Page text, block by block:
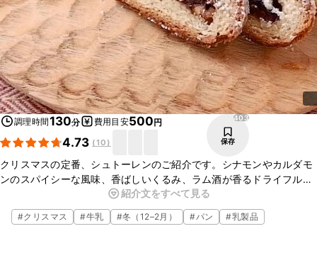
調理時間130分 費用目安500円
4.73 (10)
403
保存
クリスマスの定番、シュトーレンのご紹介です。シナモンやカルダモ
ンのスパイシーな風味、香ばしいくるみ、ラム酒が香るドライフルー
ツがたまらないおいしさです。手作りシュトーレンを食べながらクリ
スマスを楽しんでくださいね。
紹介文をすべて見る
#クリスマス #牛乳 #冬（12–2月） #パン #乳製品